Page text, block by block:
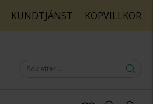
KUNDTJÄNST KÖPVILLKOR